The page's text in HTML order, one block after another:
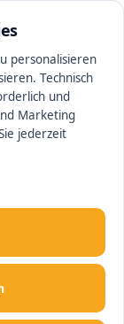
personalisieren
Technisch
und
Marketing
jederzeit